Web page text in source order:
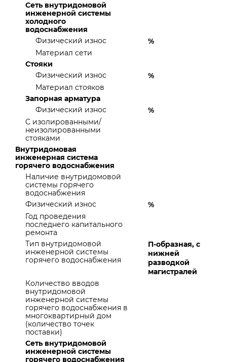
Сеть внутридомовой
инженерной системы
холодного
водоснабжения
Физический износ
%
Материал сети
Стояки
Физический износ
%
Материал стояков
Запорная арматура
Физический износ
%
С изолированными/
неизолированными
стояками
Внутридомовая
инженерная система
горячего водоснабжения
Наличие внутридомовой
системы горячего
водоснабжения
Физический износ
%
Год проведения
последнего капитального
ремонта
Тип внутридомовой
инженерной системы
горячего водоснабжения
П-образная, с
нижней
разводкой
магистралей
Количество вводов
внутридомовой
инженерной системы
горячего водоснабжения в
многоквартирный дом
(количество точек
поставки)
Сеть внутридомовой
инженерной системы
горячего водоснабжения